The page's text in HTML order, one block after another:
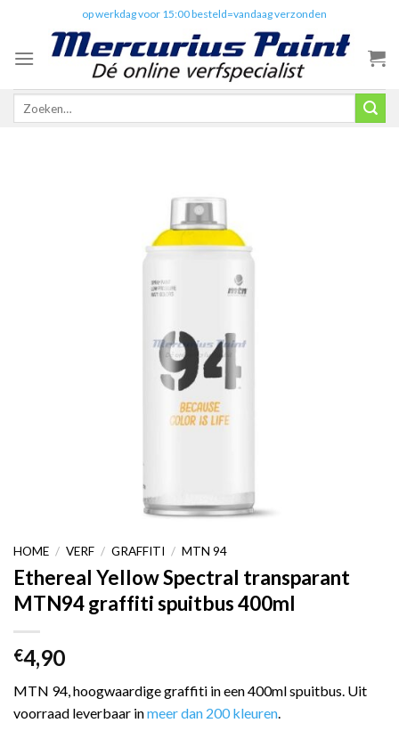
content
op werkdag voor 15:00 besteld=vandaag verzonden
Zoeken
HOME / VERF / GRAFFITI / MTN 94
Ethereal Yellow Spectral transparant
MTN94 graffiti spuitbus 400ml
€4,90
MTN 94, hoogwaardige graffiti in een 400ml spuitbus. Uit
voorraad leverbaar inmeer dan 200 kleuren.